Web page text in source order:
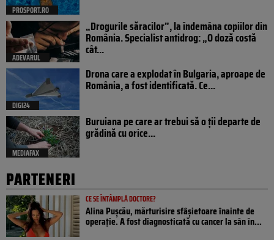
PROSPORT.RO
ADEVARUL
„Drogurile săracilor”, la îndemâna copiilor din
România. Specialist antidrog: „O doză costă
cât...
DIGI24
Drona care a explodat în Bulgaria, aproape de
România, a fost identificată. Ce...
MEDIAFAX
Buruiana pe care ar trebui să o ții departe de
grădină cu orice...
PARTENERI
CE SE ÎNTÂMPLĂ DOCTORE?
Alina Pușcău, mărturisire sfâșietoare înainte de
operație. A fost diagnosticată cu cancer la sân în...